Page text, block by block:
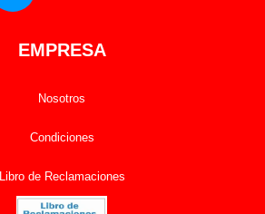
EMPRESA
Nosotros
Condiciones
Libro de Reclamaciones